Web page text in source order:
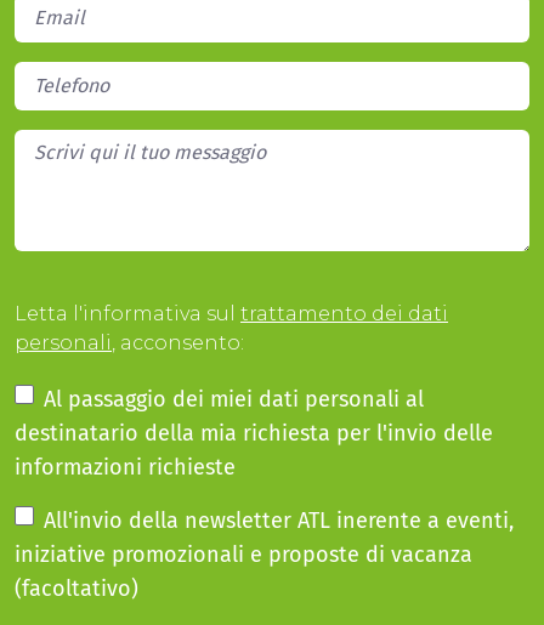
Letta l'informativa sul trattamento dei dati
personali, acconsento:
Al passaggio dei miei dati personali al
destinatario della mia richiesta per l'invio delle
informazioni richieste
All'invio della newsletter ATL inerente a eventi,
iniziative promozionali e proposte di vacanza
(facoltativo)